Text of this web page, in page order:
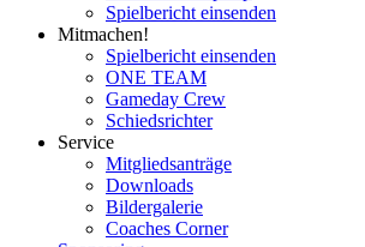
Spielbericht einsenden
Mitmachen!
Spielbericht einsenden
ONE TEAM
Gameday Crew
Schiedsrichter
Service
Mitgliedsanträge
Downloads
Bildergalerie
Coaches Corner